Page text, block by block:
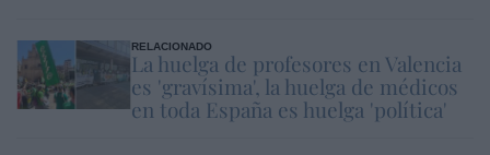
RELACIONADO
La huelga de profesores en Valencia
es 'gravísima', la huelga de médicos
en toda España es huelga 'política'